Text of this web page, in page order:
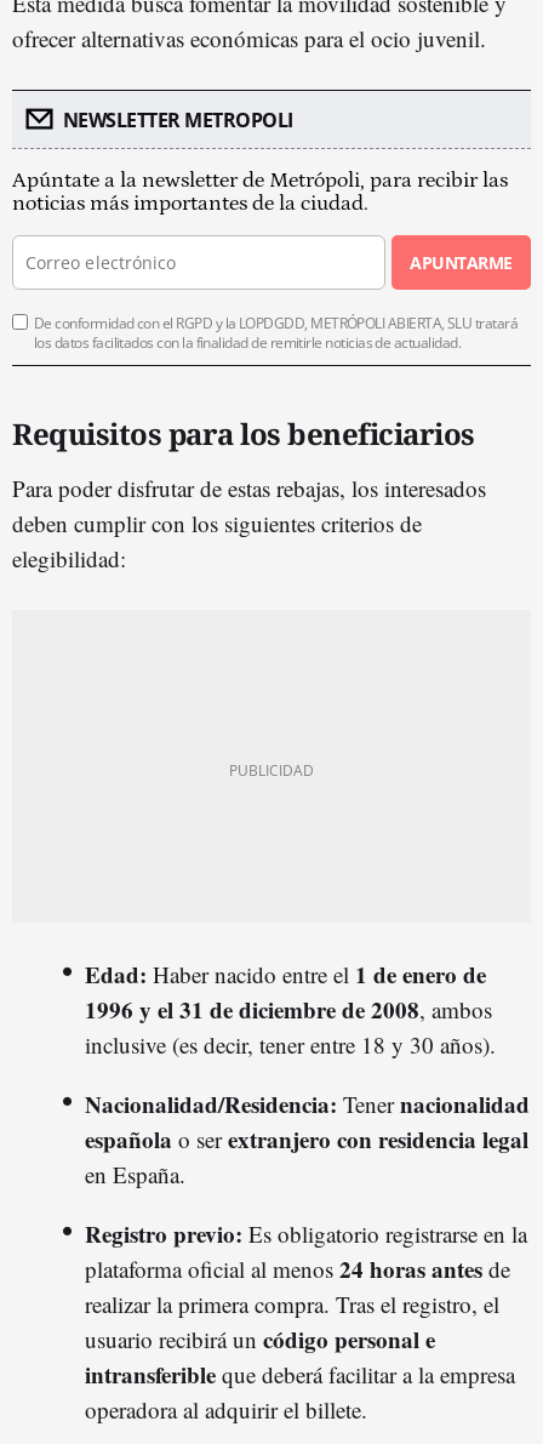
ofrecer alternativas económicas para el ocio juvenil.
NEWSLETTER METROPOLI
Apúntate a la newsletter de Metrópoli, para recibir las
noticias más importantes de la ciudad.
APUNTARME
De conformidad con el RGPD y la LOPDGDD, METRÓPOLI ABIERTA, SLU tratará
los datos facilitados con la finalidad de remitirle noticias de actualidad.
Requisitos para los beneficiarios
Para poder disfrutar de estas rebajas, los interesados
deben cumplir con los siguientes criterios de
elegibilidad:
Edad: Haber nacido entre el 1 de enero de
1996 y el 31 de diciembre de 2008, ambos
inclusive (es decir, tener entre 18 y 30 años).
Nacionalidad/Residencia: Tenernacionalidad
española o serextranjero con residencia legal
en España.
Registro previo: Es obligatorio registrarse en la
plataforma oficial al menos 24 horas antes de
realizar la primera compra. Tras el registro, el
usuario recibirá un código personal e
intransferible que deberá facilitar a la empresa
operadora al adquirir el billete.